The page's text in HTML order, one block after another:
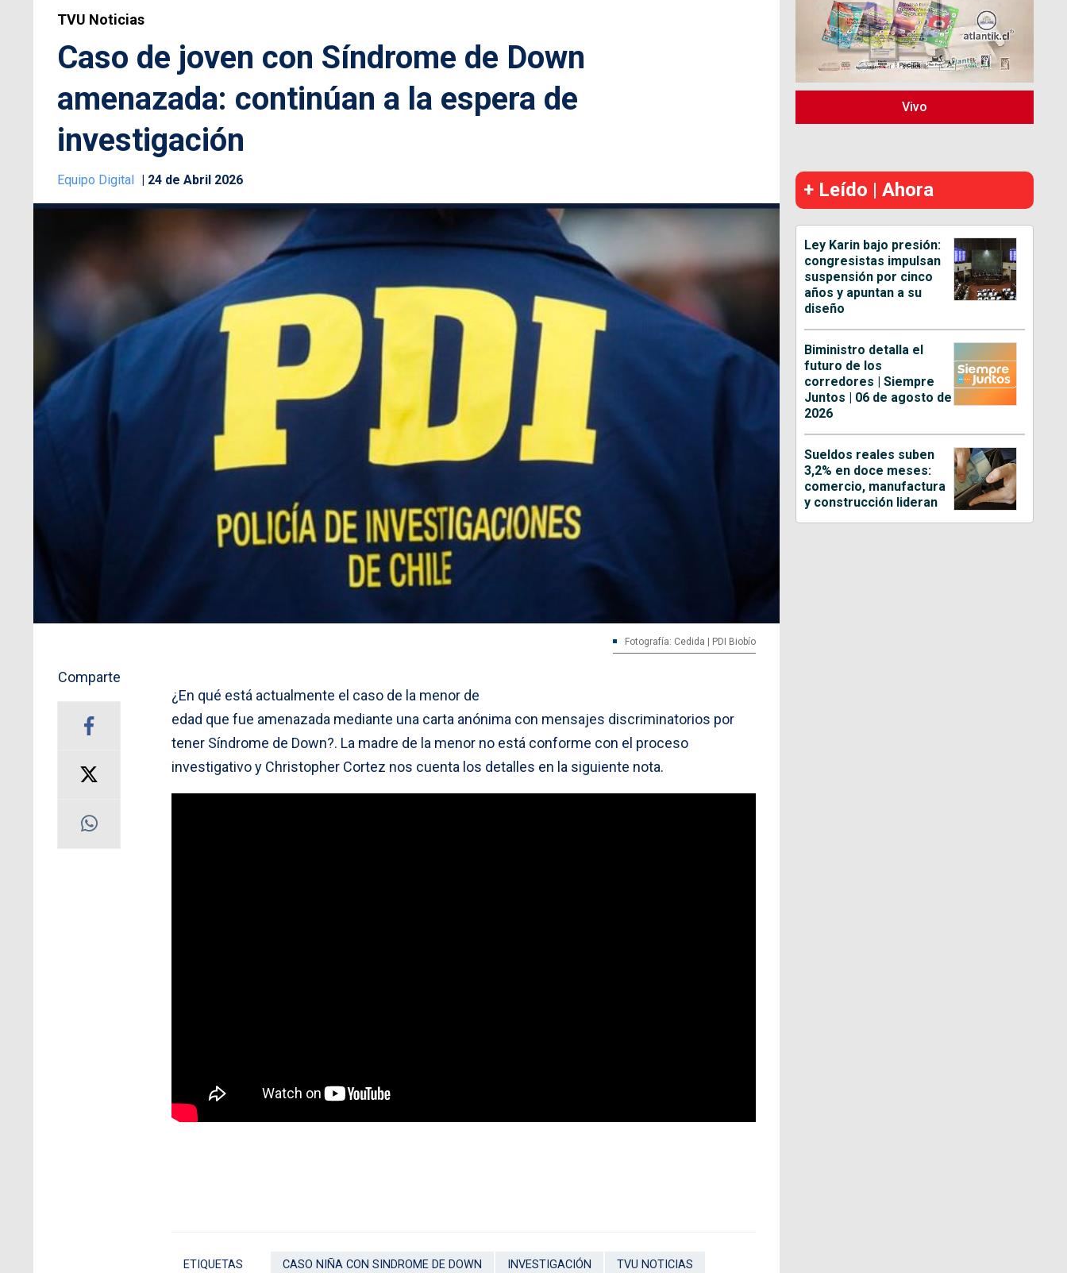
TVU Noticias
Caso de joven con Síndrome de Down
amenazada: continúan a la espera de
investigación
Equipo Digital 24 de Abril 2026
Fotografía: Cedida | PDI Biobío
Comparte
¿En qué está actualmente el caso de la menor de
edad que fue amenazada mediante una carta anónima con mensajes discriminatorios por
tener Síndrome de Down?. La madre de la menor no está conforme con el proceso
investigativo y Christopher Cortez nos cuenta los detalles en la siguiente nota.
ETIQUETAS CASO NIÑA CON SINDROME DE DOWN INVESTIGACIÓN TVU NOTICIAS
Vivo
+ Leído | Ahora
Ley Karin bajo presión:
congresistas impulsan
suspensión por cinco
años y apuntan a su
diseño
Biministro detalla el
futuro de los
corredores | Siempre
Juntos | 06 de agosto de
2026
Sueldos reales suben
3,2% en doce meses:
comercio, manufactura
y construcción lideran